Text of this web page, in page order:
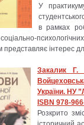
У
в рамках
психологічних
представляє інтерес
Закалик Г.
України. НУ
ISBN 978-
Розкрито